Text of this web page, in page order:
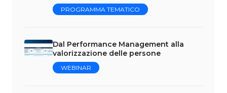
PROGRAMMA TEMATICO
Dal Performance Management alla
valorizzazione delle persone
WEBINAR